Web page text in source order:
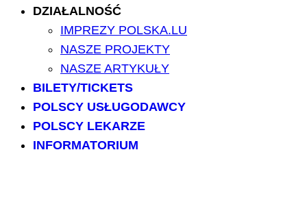
DZIAŁALNOŚĆ
IMPREZY POLSKA.LU
NASZE PROJEKTY
NASZE ARTYKUŁY
BILETY/TICKETS
POLSCY USŁUGODAWCY
POLSCY LEKARZE
INFORMATORIUM